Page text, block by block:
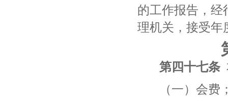
的工作报告，经
理机关，接受年
第四十七条
（一）会费